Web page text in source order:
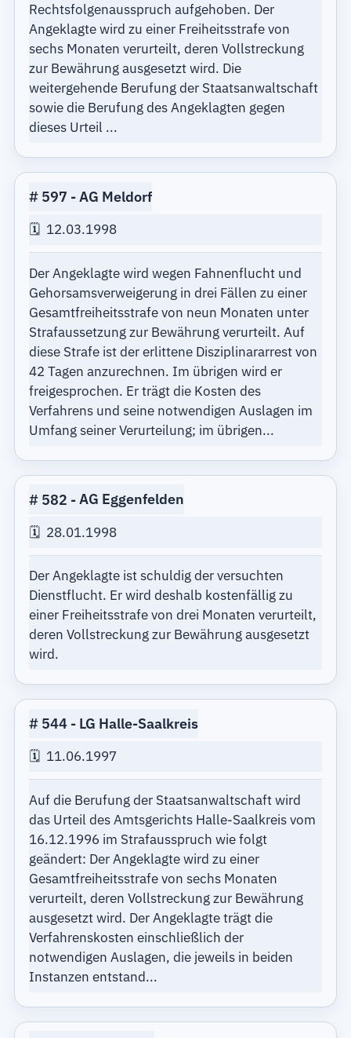
Rechtsfolgenausspruch aufgehoben. Der
Angeklagte wird zu einer Freiheitsstrafe von
sechs Monaten verurteilt, deren Vollstreckung
zur Bewährung ausgesetzt wird. Die
weitergehende Berufung der Staatsanwaltschaft
sowie die Berufung des Angeklagten gegen
dieses Urteil ...
597 AG Meldorf
12.03.1998
Der Angeklagte wird wegen Fahnenflucht und
Gehorsamsverweigerung in drei Fällen zu einer
Gesamtfreiheitsstrafe von neun Monaten unter
Strafaussetzung zur Bewährung verurteilt. Auf
diese Strafe ist der erlittene Disziplinararrest von
42 Tagen anzurechnen. Im übrigen wird er
freigesprochen. Er trägt die Kosten des
Verfahrens und seine notwendigen Auslagen im
Umfang seiner Verurteilung; im übrigen...
582 AG Eggenfelden
28.01.1998
Der Angeklagte ist schuldig der versuchten
Dienstflucht. Er wird deshalb kostenfällig zu
einer Freiheitsstrafe von drei Monaten verurteilt,
deren Vollstreckung zur Bewährung ausgesetzt
wird.
544 LG Halle-Saalkreis
11.06.1997
Auf die Berufung der Staatsanwaltschaft wird
das Urteil des Amtsgerichts Halle-Saalkreis vom
16.12.1996 im Strafausspruch wie folgt
geändert: Der Angeklagte wird zu einer
Gesamtfreiheitsstrafe von sechs Monaten
verurteilt, deren Vollstreckung zur Bewährung
ausgesetzt wird. Der Angeklagte trägt die
Verfahrenskosten einschließlich der
notwendigen Auslagen, die jeweils in beiden
Instanzen entstand...